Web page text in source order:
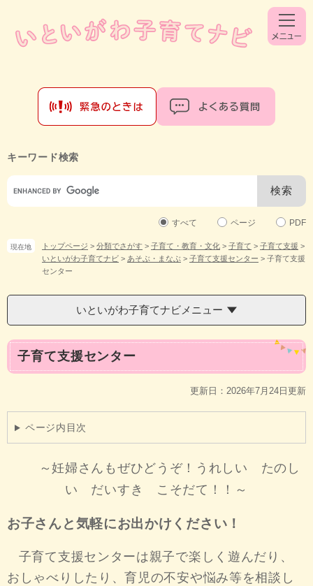
文キーワード検索
Google
カ
ス
検
すべて ページ PDF
現在地 トップページ > 分類でさがす > 子育て・教育・文化 > 子育て > 子育て支援 >
いといがわ子育てナビ > あそぶ・まなぶ > 子育て支援センター > 子育て支援
センター
いといがわ子育てナビメニュー
本
文 子育て支援センター
更新日：2026年7月24日更新
ページ内目次
～妊婦さんもぜひどうぞ！うれしい たのし
い だいすき こそだて！！～
お子さんと気軽にお出かけください！
子育て支援センターは親子で楽しく遊んだり、
おしゃべりしたり、育児の不安や悩み等を相談し